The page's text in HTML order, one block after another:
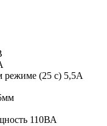
режиме (25 с) 5,5А
110ВА